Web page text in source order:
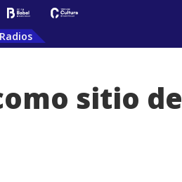
Radios
sitio de